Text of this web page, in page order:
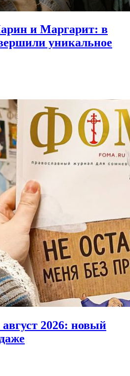
и Маргарит: в
уникальное
2026: новый